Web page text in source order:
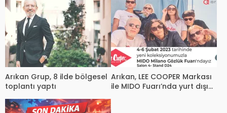
Arıkan Grup, 8 ilde bölgesel
toplantı yaptı
Arıkan, LEE COOPER Markası
ile MIDO Fuarı’nda yurt dışı